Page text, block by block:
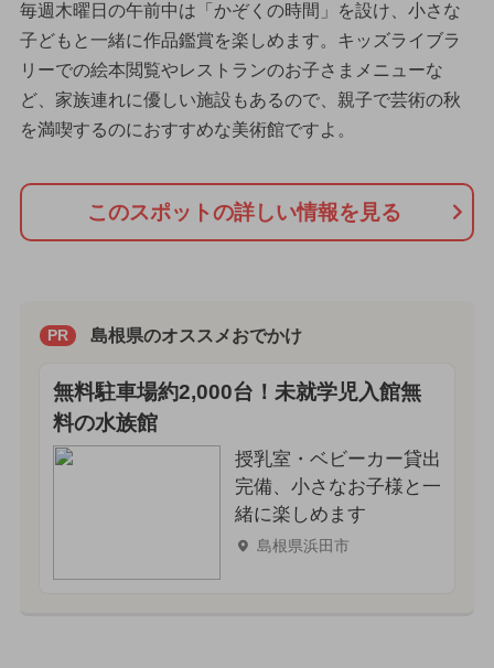
毎週木曜日の午前中は「かぞくの時間」を設け、小さな
子どもと一緒に作品鑑賞を楽しめます。キッズライブラ
リーでの絵本閲覧やレストランのお子さまメニューな
ど、家族連れに優しい施設もあるので、親子で芸術の秋
を満喫するのにおすすめな美術館ですよ。
このスポットの詳しい情報を見る
PR 島根県のオススメおでかけ
無料駐車場約2,000台！未就学児入館無
料の水族館
授乳室・ベビーカー貸出
完備、小さなお子様と一
緒に楽しめます
島根県浜田市